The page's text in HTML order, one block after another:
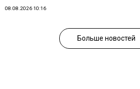
08.08.2026 10:16
Больше новостей